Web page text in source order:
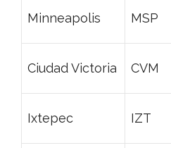
Minneapolis MSP
Ciudad Victoria CVM
Ixtepec IZT